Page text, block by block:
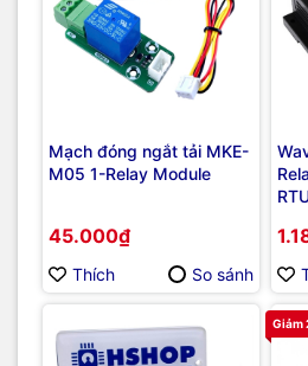
Mạch đóng ngắt tải MKE-
M05 1-Relay Module
45.000₫
Thích So sánh
Giảm